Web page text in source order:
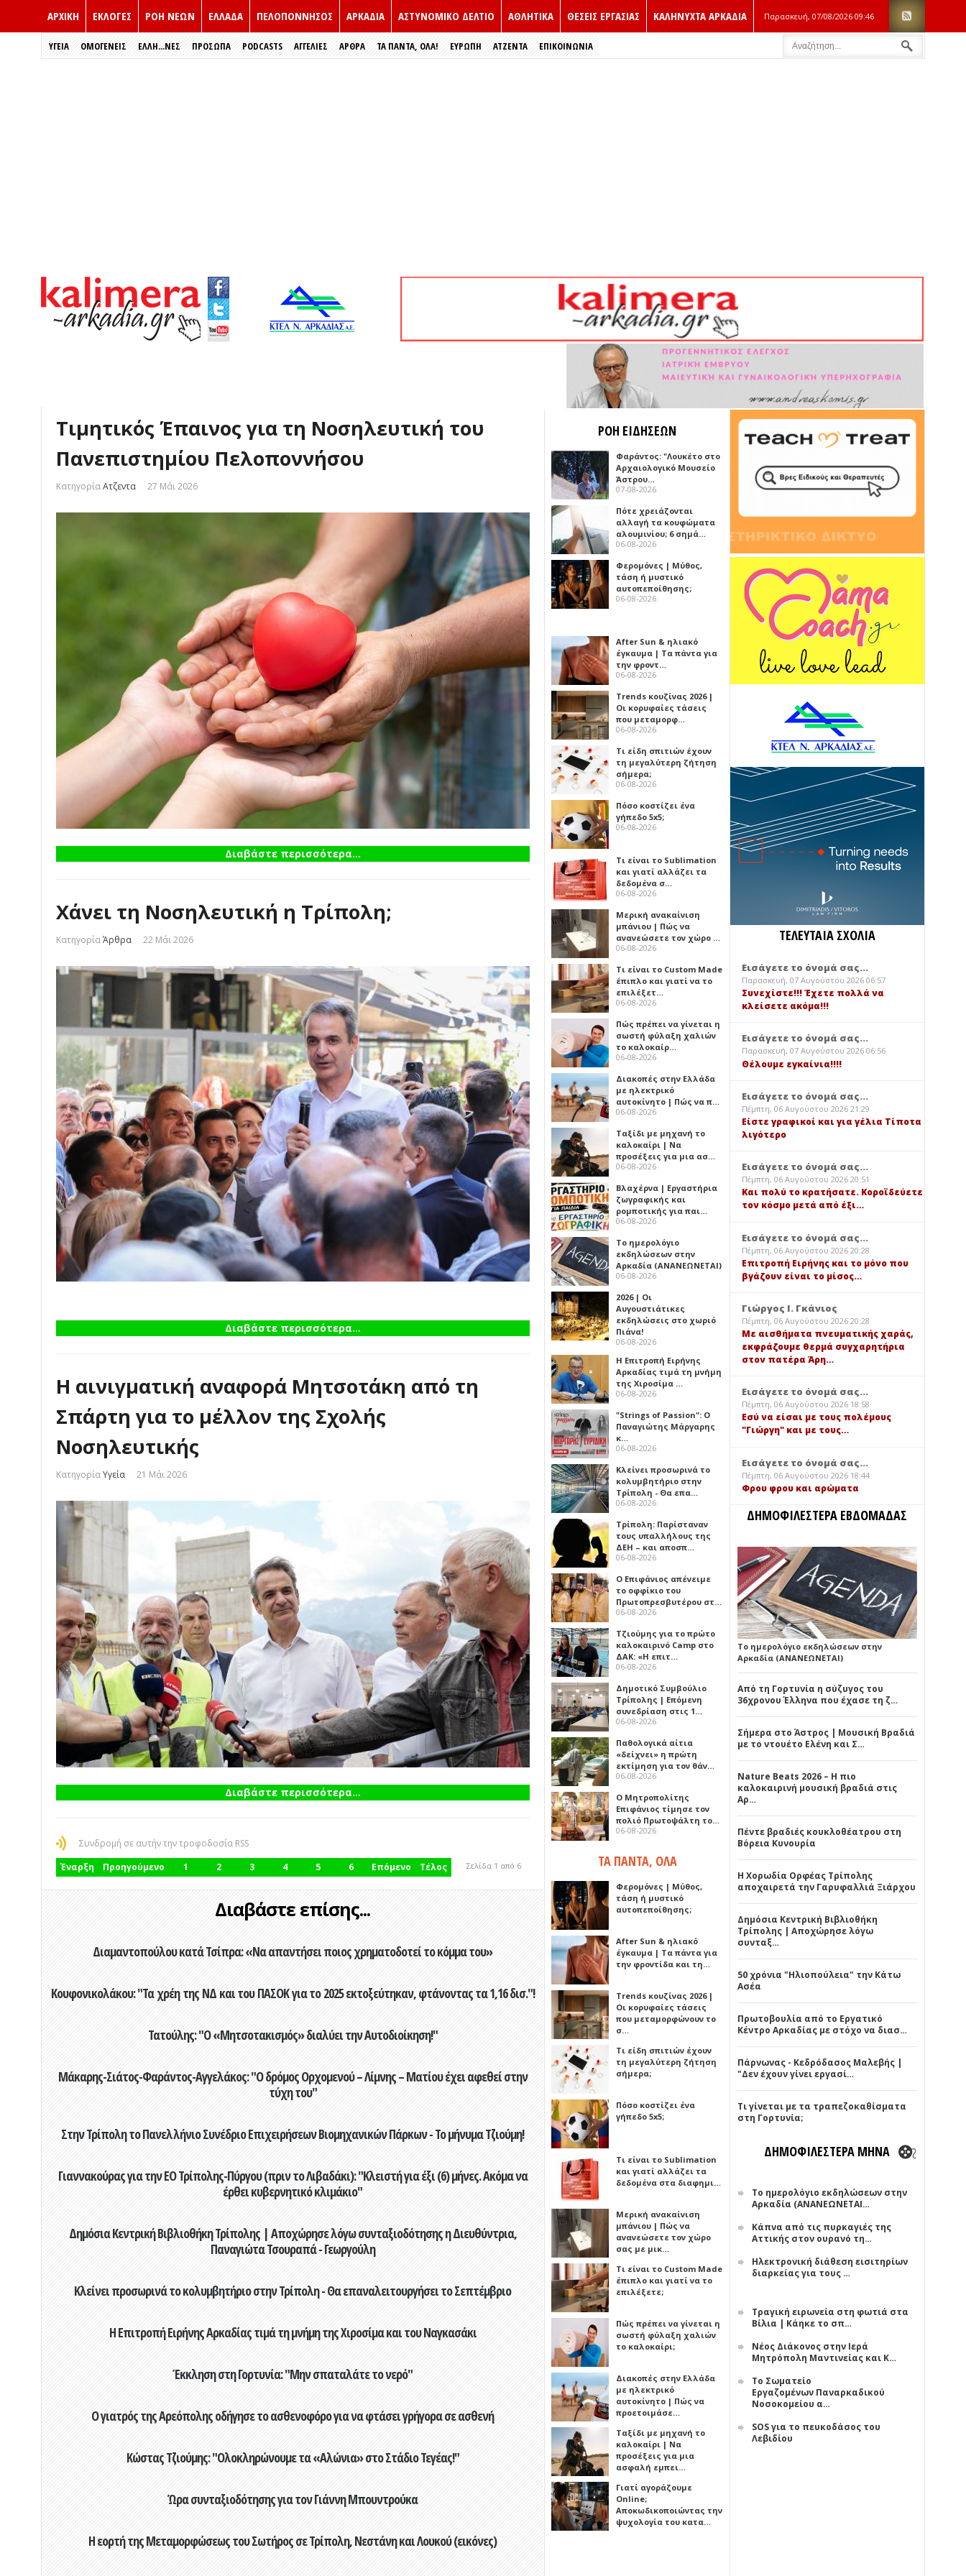
ΑΡΧΙΚΗ ΕΚΛΟΓΈΣ ΡΟΗ ΝΕΩΝ ΕΛΛΑΔΑ ΠΕΛΟΠΟΝΝΗΣΟΣ ΑΡΚΑΔΙΑ ΑΣΤΥΝΟΜΙΚΟ ΔΕΛΤΙΟ ΑΘΛΗΤΙΚΑ ΘΕΣΕΙΣ ΕΡΓΑΣΙΑΣ ΚΑΛΗΝΥΧΤΑ ΑΡΚΑΔΙΑ Παρασκευή, 07/08/2026 09:46
ΥΓΕΙΑ ΟΜΟΓΕΝΕΙΣ ΈΛΛΗ...ΝΕΣ ΠΡΌΣΩΠΑ PODCASTS ΑΓΓΕΛΙΕΣ ΑΡΘΡΑ ΤΑ ΠΑΝΤΑ, ΟΛΑ! ΕΥΡΏΠΗ ΑΤΖΕΝΤΑ ΕΠΙΚΟΙΝΩΝΙΑ
Τιμητικός Έπαινος για τη Νοσηλευτική του
Πανεπιστημίου Πελοποννήσου
ΚατηγορίαΑτζεντα 27 Μάι 2026
Διαβάστε περισσότερα...
Χάνει τη Νοσηλευτική η Τρίπολη;
ΚατηγορίαΆρθρα 22 Μάι 2026
Διαβάστε περισσότερα...
Η αινιγματική αναφορά Μητσοτάκη από τη
Σπάρτη για το μέλλον της Σχολής
Νοσηλευτικής
ΚατηγορίαΥγεία 21 Μάι 2026
Διαβάστε περισσότερα...
Συνδρομή σε αυτήν την τροφοδοσία RSS
Έναρξη
Προηγούμενο 1 2 3 4 5 6 Επόμενο Τέλος Σελίδα 1 από 6
Διαβάστε επίσης...
Διαμαντοπούλου κατά Τσίπρα: «Να απαντήσει ποιος χρηματοδοτεί το κόμμα του»
Κουφονικολάκου: "Τα χρέη της ΝΔ και του ΠΑΣΟΚ για το 2025 εκτοξεύτηκαν, φτάνοντας τα 1,16 δισ."!
Τατούλης: "Ο «Μητσοτακισμός» διαλύει την Αυτοδιοίκηση!"
Μάκαρης-Σιάτος-Φαράντος-Αγγελάκος: "Ο δρόμος Ορχομενού – Λίμνης – Ματίου έχει αφεθεί στην
τύχη του"
Στην Τρίπολη το Πανελλήνιο Συνέδριο Επιχειρήσεων Βιομηχανικών Πάρκων - Το μήνυμα Τζιούμη!
Γιαννακούρας για την EO Τρίπολης-Πύργου (πριν το Λιβαδάκι): "Κλειστή για έξι (6) μήνες. Ακόμα να
έρθει κυβερνητικό κλιμάκιο"
Δημόσια Κεντρική Βιβλιοθήκη Τρίπολης | Αποχώρησε λόγω συνταξιοδότησης η Διευθύντρια,
Παναγιώτα Τσουραπά - Γεωργούλη
Κλείνει προσωρινά το κολυμβητήριο στην Τρίπολη - Θα επαναλειτουργήσει το Σεπτέμβριο
Η Επιτροπή Ειρήνης Αρκαδίας τιμά τη μνήμη της Χιροσίμα και του Ναγκασάκι
Έκκληση στη Γορτυνία: "Μην σπαταλάτε το νερό"
Ο γιατρός της Αρεόπολης οδήγησε το ασθενοφόρο για να φτάσει γρήγορα σε ασθενή
Κώστας Τζιούμης: "Ολοκληρώνουμε τα «Αλώνια» στο Στάδιο Τεγέας!"
Ώρα συνταξιοδότησης για τον Γιάννη Μπουντρούκα
Η εορτή της Μεταμορφώσεως του Σωτήρος σε Τρίπολη, Νεστάνη και Λουκού (εικόνες)
ΡΟΗ ΕΙΔΗΣΕΩΝ
Φαράντος: "Λουκέτο στο
Αρχαιολογικό Μουσείο
Άστρου…
07-08-2026
Πότε χρειάζονται
αλλαγή τα κουφώματα
αλουμινίου; 6 σημά…
06-08-2026
Φερομόνες | Μύθος,
τάση ή μυστικό
αυτοπεποίθησης;
06-08-2026
After Sun & ηλιακό
έγκαυμα | Τα πάντα για
την φροντ…
06-08-2026
Trends κουζίνας 2026 |
Οι κορυφαίες τάσεις
που μεταμορφ…
06-08-2026
Τι είδη σπιτιών έχουν
τη μεγαλύτερη ζήτηση
σήμερα;
06-08-2026
Πόσο κοστίζει ένα
γήπεδο 5x5;
06-08-2026
Τι είναι το Sublimation
και γιατί αλλάζει τα
δεδομένα σ…
06-08-2026
Μερική ανακαίνιση
μπάνιου | Πώς να
ανανεώσετε τον χώρο …
06-08-2026
Τι είναι το Custom Made
έπιπλο και γιατί να το
επιλέξετ…
06-08-2026
Πώς πρέπει να γίνεται η
σωστή φύλαξη χαλιών
το καλοκαίρ…
06-08-2026
Διακοπές στην Ελλάδα
με ηλεκτρικό
αυτοκίνητο | Πώς να π…
06-08-2026
Ταξίδι με μηχανή το
καλοκαίρι | Να
προσέξεις για μια ασ…
06-08-2026
Βλαχέρνα | Εργαστήρια
ζωγραφικής και
ρομποτικής για παι…
06-08-2026
Το ημερολόγιο
εκδηλώσεων στην
Αρκαδία (ΑΝΑΝΕΩΝΕΤΑΙ)
06-08-2026
2026 | Οι
Αυγουστιάτικες
εκδηλώσεις στο χωριό
Πιάνα!
06-08-2026
Η Επιτροπή Ειρήνης
Αρκαδίας τιμά τη μνήμη
της Χιροσίμα …
06-08-2026
"Strings of Passion": Ο
Παναγιώτης Μάργαρης
κ…
06-08-2026
Κλείνει προσωρινά το
κολυμβητήριο στην
Τρίπολη - Θα επα…
06-08-2026
Τρίπολη: Παρίσταναν
τους υπαλλήλους της
ΔΕΗ – και αποσπ…
06-08-2026
Ο Επιφάνιος απένειμε
το οφφίκιο του
Πρωτοπρεσβυτέρου στ…
06-08-2026
Τζιούμης για το πρώτο
καλοκαιρινό Camp στο
ΔΑΚ: «Η επιτ…
06-08-2026
Δημοτικό Συμβούλιο
Τρίπολης | Επόμενη
συνεδρίαση στις 1…
06-08-2026
Παθολογικά αίτια
«δείχνει» η πρώτη
εκτίμηση για τον θάν…
06-08-2026
Ο Μητροπολίτης
Επιφάνιος τίμησε τον
πολιό Πρωτοψάλτη το…
06-08-2026
ΤΑ ΠΑΝΤΑ, ΟΛΑ
Φερομόνες | Μύθος,
τάση ή μυστικό
αυτοπεποίθησης;
After Sun & ηλιακό
έγκαυμα | Τα πάντα για
την φροντίδα και τη…
Trends κουζίνας 2026 |
Οι κορυφαίες τάσεις
που μεταμορφώνουν το
σ…
Τι είδη σπιτιών έχουν
τη μεγαλύτερη ζήτηση
σήμερα;
Πόσο κοστίζει ένα
γήπεδο 5x5;
Τι είναι το Sublimation
και γιατί αλλάζει τα
δεδομένα στα διαφημι…
Μερική ανακαίνιση
μπάνιου | Πώς να
ανανεώσετε τον χώρο
σας με μικ…
Τι είναι το Custom Made
έπιπλο και γιατί να το
επιλέξετε;
Πώς πρέπει να γίνεται η
σωστή φύλαξη χαλιών
το καλοκαίρι;
Διακοπές στην Ελλάδα
με ηλεκτρικό
αυτοκίνητο | Πώς να
προετοιμάσε…
Ταξίδι με μηχανή το
καλοκαίρι | Να
προσέξεις για μια
ασφαλή εμπει…
Γιατί αγοράζουμε
Online;
Αποκωδικοποιώντας την
ψυχολογία του κατα…
ΤΕΛΕΥΤΑΙΑ ΣΧΟΛΙΑ
Εισάγετε το όνομά σας...
Παρασκευή, 07 Αυγούστου 2026 06:57
Συνεχίστε!!! Έχετε πολλά να
κλείσετε ακόμα!!!
Εισάγετε το όνομά σας...
Παρασκευή, 07 Αυγούστου 2026 06:56
Θέλουμε εγκαίνια!!!!
Εισάγετε το όνομά σας...
Πέμπτη, 06 Αυγούστου 2026 21:29
Είστε γραφικοί και για γέλια Τίποτα
λιγότερο
Εισάγετε το όνομά σας...
Πέμπτη, 06 Αυγούστου 2026 20:51
Και πολύ το κρατήσατε. Κοροϊδεύετε
τον κόσμο μετά από έξι…
Εισάγετε το όνομά σας...
Πέμπτη, 06 Αυγούστου 2026 20:28
Επιτροπή Ειρήνης και το μόνο που
βγάζουν είναι το μίσος…
Γιώργος Ι. Γκάνιος
Πέμπτη, 06 Αυγούστου 2026 20:28
Με αισθήματα πνευματικής χαράς,
εκφράζουμε θερμά συγχαρητήρια
στον πατέρα Άρη…
Εισάγετε το όνομά σας...
Πέμπτη, 06 Αυγούστου 2026 18:58
Εσύ να είσαι με τους πολέμους
"Γιώργη" και με τους…
Εισάγετε το όνομά σας...
Πέμπτη, 06 Αυγούστου 2026 18:44
Φρου φρου και αρώματα
ΔΗΜΟΦΙΛΕΣΤΕΡΑ ΕΒΔΟΜΑΔΑΣ
Το ημερολόγιο εκδηλώσεων στην
Αρκαδία (ΑΝΑΝΕΩΝΕΤΑΙ)
Από τη Γορτυνία η σύζυγος του
36χρονου Έλληνα που έχασε τη ζ…
Σήμερα στο Άστρος | Μουσική Βραδιά
με το ντουέτο Ελένη και Σ…
Nature Beats 2026 – Η πιο
καλοκαιρινή μουσική βραδιά στις
Αρ…
Πέντε βραδιές κουκλοθέατρου στη
Βόρεια Κυνουρία
Η Χορωδία Ορφέας Τρίπολης
αποχαιρετά την Γαρυφαλλιά Ξιάρχου
Δημόσια Κεντρική Βιβλιοθήκη
Τρίπολης | Αποχώρησε λόγω
συνταξ…
50 χρόνια "Ηλιοπούλεια" την Κάτω
Ασέα
Πρωτοβουλία από το Εργατικό
Κέντρο Αρκαδίας με στόχο να διασ…
Πάρνωνας - Κεδρόδασος Μαλεβής |
"Δεν έχουν γίνει εργασί…
Τι γίνεται με τα τραπεζοκαθίσματα
στη Γορτυνία;
ΔΗΜΟΦΙΛΕΣΤΕΡΑ ΜΗΝΑ
Το ημερολόγιο εκδηλώσεων στην
Αρκαδία (ΑΝΑΝΕΩΝΕΤΑΙ…
Κάπνα από τις πυρκαγιές της
Αττικής στον ουρανό τη…
Ηλεκτρονική διάθεση εισιτηρίων
διαρκείας για τους …
Τραγική ειρωνεία στη φωτιά στα
Βίλια | Κάηκε το σπ…
Νέος Διάκονος στην Ιερά
Μητρόπολη Μαντινείας και Κ…
Το Σωματείο
Εργαζομένων Παναρκαδικού
Νοσοκομείου α…
SOS για το πευκοδάσος του
Λεβιδίου